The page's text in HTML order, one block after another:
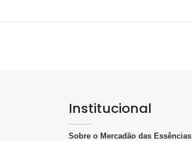
Institucional
Sobre o Mercadão das Essências